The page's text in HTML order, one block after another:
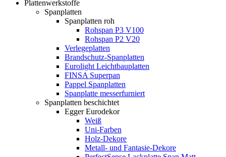
Plattenwerkstoffe
Spanplatten
Spanplatten roh
Rohspan P3 V100
Rohspan P2 V20
Verlegeplatten
Brandschutz-Spanplatten
Eurolight Leichtbauplatten
FINSA Superpan
Pappel Spanplatten
Spanplatte messerfurniert
Spanplatten beschichtet
Egger Eurodekor
Weiß
Uni-Farben
Holz-Dekore
Metall- und Fantasie-Dekore